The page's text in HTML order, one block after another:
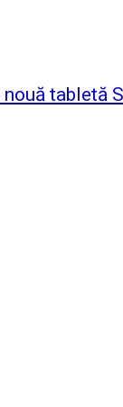
tabletă